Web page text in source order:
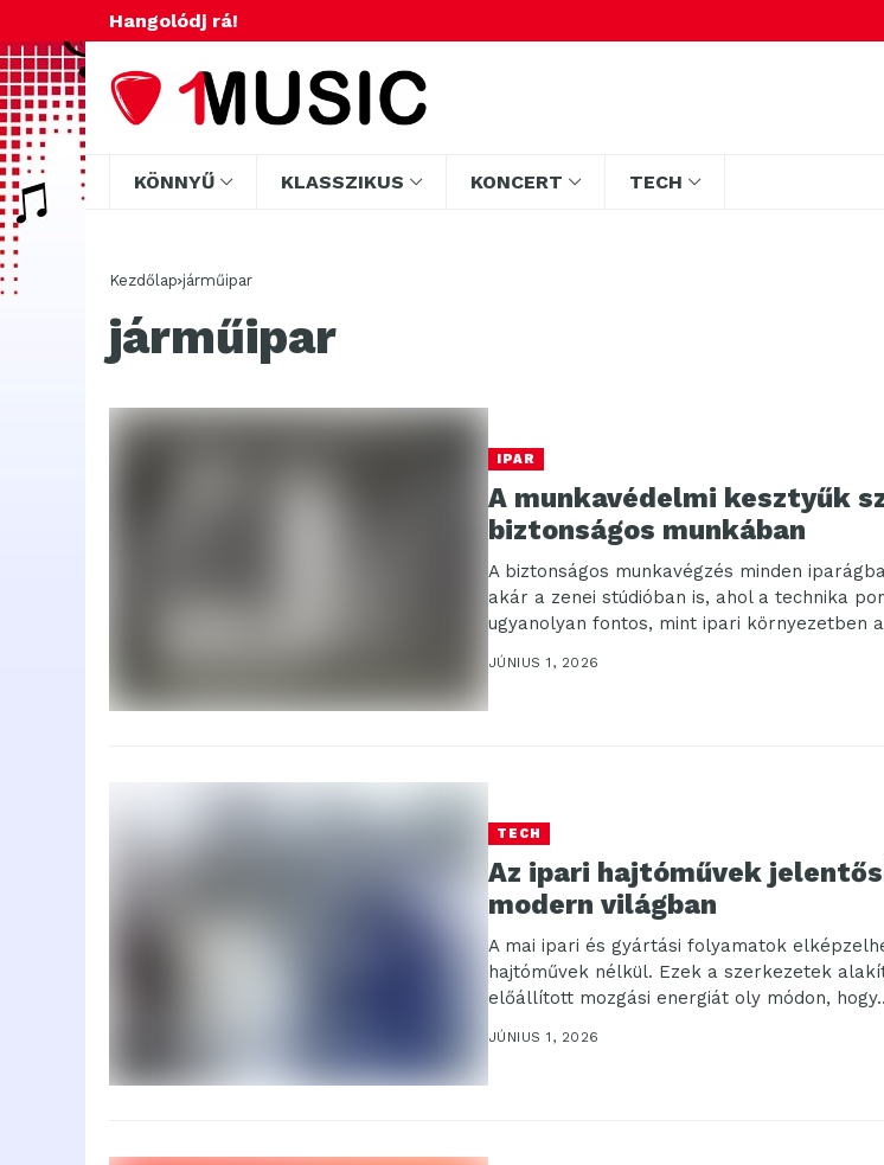
Hangolódj rá!
KÖNNYŰ KLASSZIKUS KONCERT TECH
Kezdőlap járműipar
járműipar
IPAR
A munkavédelmi kesztyűk
biztonságos munkában
A biztonságos munkavégzés minden
akár a zenei stúdióban is, ahol a technika
ugyanolyan fontos, mint ipari környezetben
JÚNIUS 1, 2026
TECH
Az ipari hajtóművek
modern világban
A mai ipari és gyártási folyamatok
hajtóművek nélkül. Ezek a szerkezetek
előállított mozgási energiát oly módon,
JÚNIUS 1, 2026